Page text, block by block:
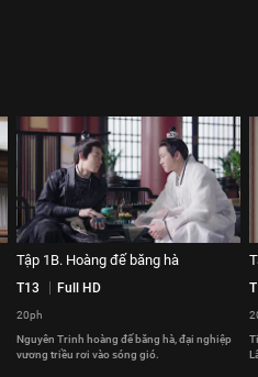
Tập 1B. Hoàng đế băng hà
T13 Full HD
20ph
Nguyên Trinh hoàng đế băng hà, đại nghiệp
vương triều rơi vào sóng gió.